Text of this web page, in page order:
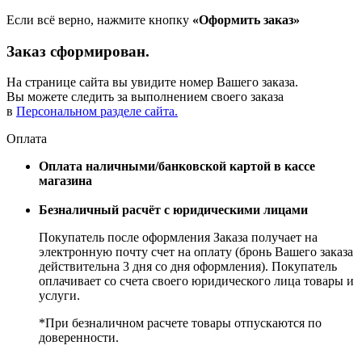
Если всё верно, нажмите кнопку «Оформить заказ»
Заказ сформирован.
На странице сайта вы увидите номер Вашего заказа.
Вы можете следить за выполнением своего заказа
в Персональном разделе сайта.
Оплата
Оплата наличными/банковской картой в кассе
магазина
Безналичный расчёт с юридическими лицами
Покупатель после оформления Заказа получает на
электронную почту счет на оплату (бронь Вашего заказа
действительна 3 дня со дня оформления). Покупатель
оплачивает со счета своего юридического лица товары и
услуги.
*При безналичном расчете товары отпускаются по
доверенности.